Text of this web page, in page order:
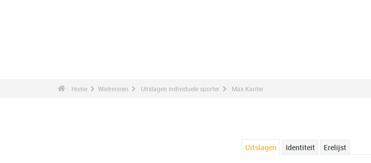
Home Wielrennen Uitslagen individuele sporter Max Kanter
Uitslagen Identiteit Erelijst